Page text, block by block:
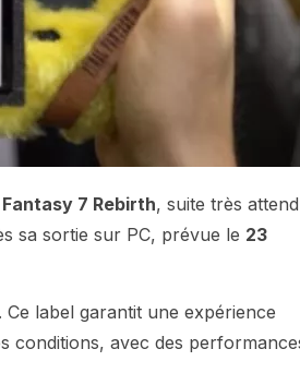
Fantasy 7 Rebirth, suite très
sa sortie sur PC, prévue le 23
Ce label garantit une expérience
conditions, avec des